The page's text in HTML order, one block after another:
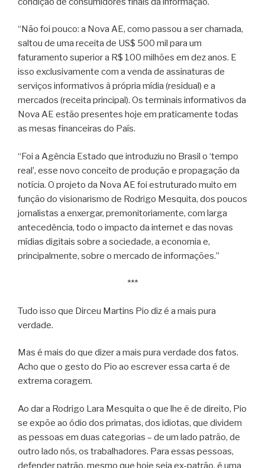
“Não foi pouco: a Nova AE, como passou a ser chamada,
saltou de uma receita de US$ 500 mil para um
faturamento superior a R$ 100 milhões em dez anos. E
isso exclusivamente com a venda de assinaturas de
serviços informativos à própria mídia (residual) e a
mercados (receita principal). Os terminais informativos da
Nova AE estão presentes hoje em praticamente todas
as mesas financeiras do País.
“Foi a Agência Estado que introduziu no Brasil o ‘tempo
real’, esse novo conceito de produção e propagação da
notícia. O projeto da Nova AE foi estruturado muito em
função do visionarismo de Rodrigo Mesquita, dos poucos
jornalistas a enxergar, premonitoriamente, com larga
antecedência, todo o impacto da internet e das novas
mídias digitais sobre a sociedade, a economia e,
principalmente, sobre o mercado de informações.”
***
Tudo isso que Dirceu Martins Pio diz é a mais pura
verdade.
Mas é mais do que dizer a mais pura verdade dos fatos.
Acho que o gesto do Pio ao escrever essa carta é de
extrema coragem.
Ao dar a Rodrigo Lara Mesquita o que lhe é de direito, Pio
se expõe ao ódio dos primatas, dos idiotas, que dividem
as pessoas em duas categorias – de um lado patrão, de
outro lado nós, os trabalhadores. Para essas pessoas,
defender patrão, mesmo que hoje seja ex-patrão, é uma